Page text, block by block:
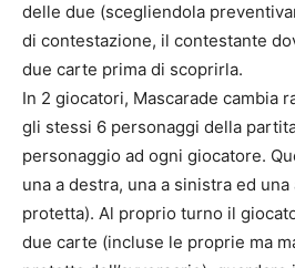
delle due (scegliendola
di contestazione, il contestante
due carte prima di scoprirla.
In 2 giocatori, Mascarade cambia
gli stessi 6 personaggi della
personaggio ad ogni giocatore.
una a destra, una a sinistra ed
protetta). Al proprio turno il
due carte (incluse le proprie ma